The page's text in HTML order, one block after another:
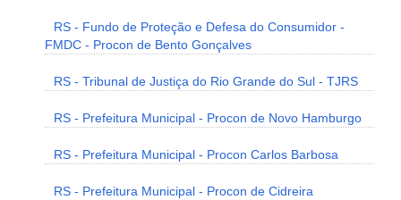
RS - Fundo de Proteção e Defesa do Consumidor -
FMDC - Procon de Bento Gonçalves
RS - Tribunal de Justiça do Rio Grande do Sul - TJRS
RS - Prefeitura Municipal - Procon de Novo Hamburgo
RS - Prefeitura Municipal - Procon Carlos Barbosa
RS - Prefeitura Municipal - Procon de Cidreira